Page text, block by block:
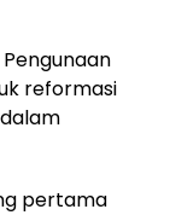
reformasi
pertama